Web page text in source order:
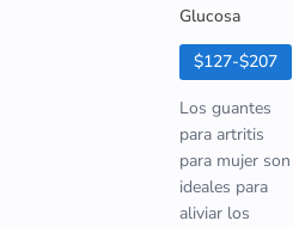
Glucosa
$127-$207
Los guantes
para artritis
para mujer son
ideales para
aliviar los